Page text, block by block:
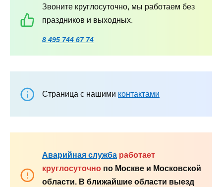
Звоните круглосуточно, мы работаем без
праздников и выходных.
8 495 744 67 74
Страница с нашими контактами
Аварийная служба работает
круглосуточно по Москве и Московской
области. В ближайшие области выезд